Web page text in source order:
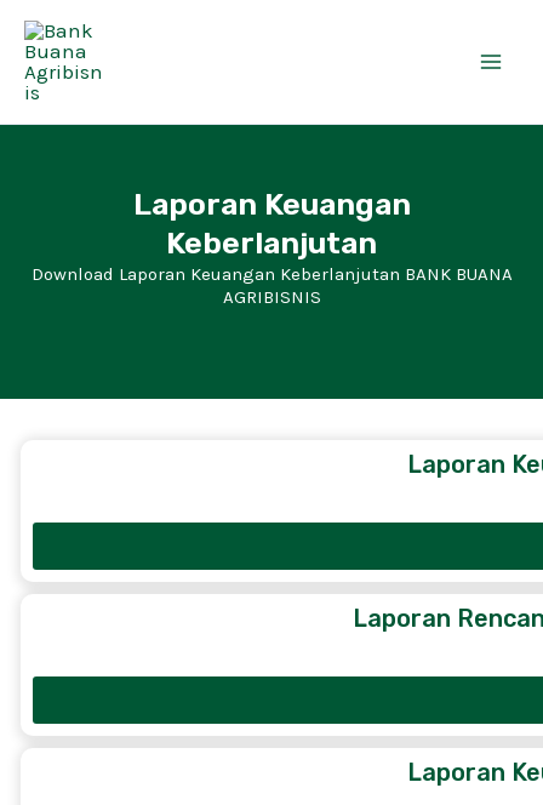
Skip
content
Laporan Keuangan
Keberlanjutan
Download Laporan Keuangan Keberlanjutan BANK BUANA
AGRIBISNIS
Laporan
Laporan
Laporan